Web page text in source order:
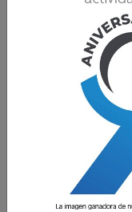
Te esperamos
para el
La Voz de Xela